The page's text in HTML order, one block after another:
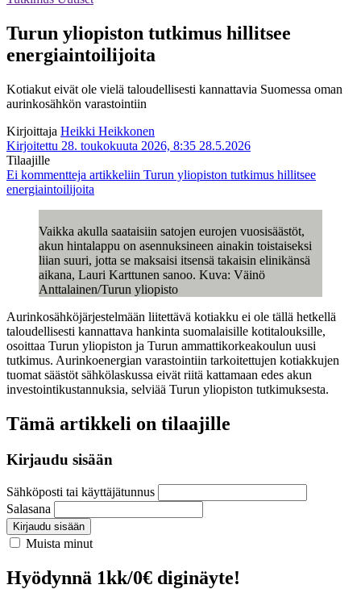
Turun yliopiston tutkimus hillitsee
energiaintoilijoita
Kotiakut eivät ole vielä taloudellisesti kannattavia Suomessa oman
aurinkosähkön varastointiin
Kirjoittaja Heikki Heikkonen
Kirjoitettu 28. toukokuuta 2026, 8:35 28.5.2026
Tilaajille
Ei kommentteja artikkeliin Turun yliopiston tutkimus hillitsee
energiaintoilijoita
Vaikka akulla saataisiin satojen eurojen vuosisäästöt,
akun hintalappu on asennuksineen ainakin toistaiseksi
liian suuri, jotta se maksaisi itsensä takaisin elinikänsä
aikana, Lauri Karttunen sanoo. Kuva: Väinö
Anttalainen/Turun yliopisto
Aurinkosähköjärjestelmään liitettävä kotiakku ei ole tällä hetkellä
taloudellisesti kannattava hankinta suomalaisille kotitalouksille,
osoittaa Turun yliopiston ja Turun ammattikorkeakoulun uusi
tutkimus. Aurinkoenergian varastointiin tarkoitettujen kotiakkujen
tuomat säästöt sähkölaskussa eivät riitä kattamaan edes akun
investointikustannuksia, selviää Turun yliopiston tutkimuksesta.
Tämä artikkeli on tilaajille
Kirjaudu sisään
Sähköposti tai käyttäjätunnus
Salasana
Kirjaudu sisään
Muista minut
Hyödynnä 1kk/0€ diginäyte!